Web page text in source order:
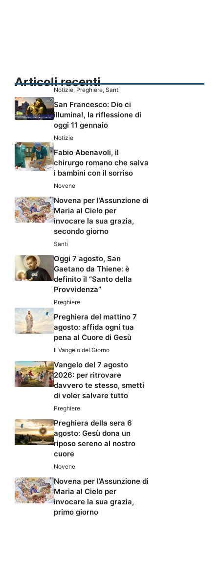
Articoli recenti
Notizie, Preghiere, Santi
San Francesco: Dio ci
illumina!, la riflessione di
oggi 11 gennaio
Notizie
Fabio Abenavoli, il
chirurgo romano che salva
i bambini con il sorriso
Novene
Novena per l’Assunzione di
Maria al Cielo per
invocare la sua grazia,
secondo giorno
Santi
Oggi 7 agosto, San
Gaetano da Thiene: è
definito il “Santo della
Provvidenza”
Preghiere
Preghiera del mattino 7
agosto: affida ogni tua
pena al Cuore di Gesù
Il Vangelo del Giorno
Vangelo del 7 agosto
2026: per ritrovare
davvero te stesso, smetti
di voler salvare tutto
Preghiere
Preghiera della sera 6
agosto: Gesù dona un
riposo sereno al nostro
cuore
Novene
Novena per l’Assunzione di
Maria al Cielo per
invocare la sua grazia,
primo giorno